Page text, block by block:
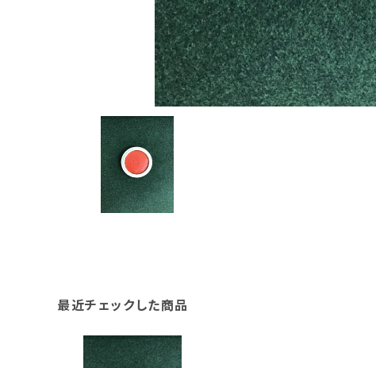
最近チェックした商品